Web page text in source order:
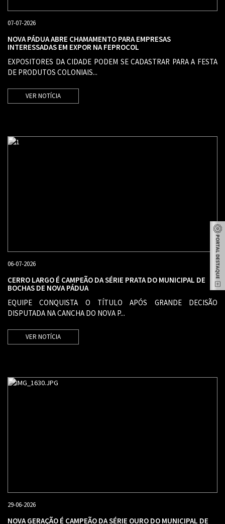
07-07-2026
NOVA PÁDUA ABRE CHAMAMENTO PARA EMPRESAS
INTERESSADAS EM EXPOR NA FEPROCOL
EXPOSITORES DA CIDADE PODEM SE CADASTRAR PARA A FESTA
DE PRODUTOS COLONIAIS...
VER NOTÍCIA
06-07-2026
CERRO LARGO É CAMPEÃO DA SÉRIE PRATA DO MUNICIPAL DE
BOCHAS DE NOVA PÁDUA
EQUIPE CONQUISTA O TÍTULO APÓS GRANDE DECISÃO
DISPUTADA NA CANCHA DO NOVA P...
VER NOTÍCIA
29-06-2026
NOVA GERAÇÃO É CAMPEÃO DA SÉRIE OURO DO MUNICIPAL DE